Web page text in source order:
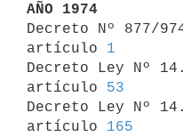
AÑO 1974
Decreto Nº 877/
artículo 1
Decreto Ley Nº
artículo 53
Decreto Ley Nº
artículo 165